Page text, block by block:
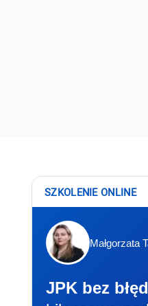
SZKOLENIE ONLINE
Małgorzata
JPK bez